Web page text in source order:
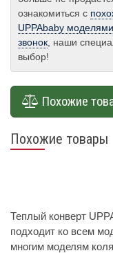
ознакомиться с
UPPAbaby моделями
звонок , наши
выбор!
Похожие
Похожие товары
Теплый конверт
подходит ко всем
многим моделям